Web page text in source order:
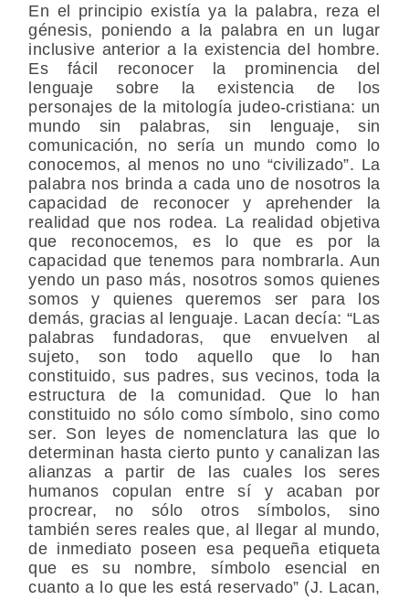
En el principio existía ya la palabra, reza el
génesis, poniendo a la palabra en un lugar
inclusive anterior a la existencia del hombre.
Es fácil reconocer la prominencia del
lenguaje sobre la existencia de los
personajes de la mitología judeo-cristiana: un
mundo sin palabras, sin lenguaje, sin
comunicación, no sería un mundo como lo
conocemos, al menos no uno “civilizado”. La
palabra nos brinda a cada uno de nosotros la
capacidad de reconocer y aprehender la
realidad que nos rodea. La realidad objetiva
que reconocemos, es lo que es por la
capacidad que tenemos para nombrarla. Aun
yendo un paso más, nosotros somos quienes
somos y quienes queremos ser para los
demás, gracias al lenguaje. Lacan decía: “Las
palabras fundadoras, que envuelven al
sujeto, son todo aquello que lo han
constituido, sus padres, sus vecinos, toda la
estructura de la comunidad. Que lo han
constituido no sólo como símbolo, sino como
ser. Son leyes de nomenclatura las que lo
determinan hasta cierto punto y canalizan las
alianzas a partir de las cuales los seres
humanos copulan entre sí y acaban por
procrear, no sólo otros símbolos, sino
también seres reales que, al llegar al mundo,
de inmediato poseen esa pequeña etiqueta
que es su nombre, símbolo esencial en
cuanto a lo que les está reservado” (J. Lacan,